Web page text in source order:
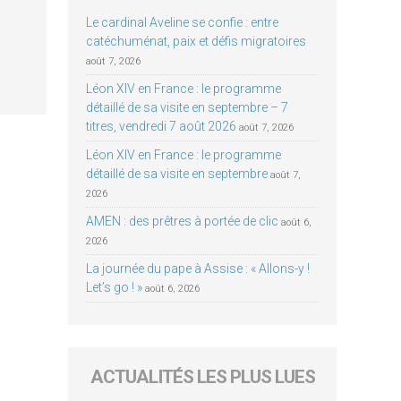
Le cardinal Aveline se confie : entre
catéchuménat, paix et défis migratoires
août 7, 2026
Léon XIV en France : le programme
détaillé de sa visite en septembre – 7
titres, vendredi 7 août 2026 août 7, 2026
Léon XIV en France : le programme
détaillé de sa visite en septembre août 7,
2026
AMEN : des prêtres à portée de clic août 6,
2026
La journée du pape à Assise : « Allons-y !
Let’s go ! » août 6, 2026
ACTUALITÉS LES PLUS LUES